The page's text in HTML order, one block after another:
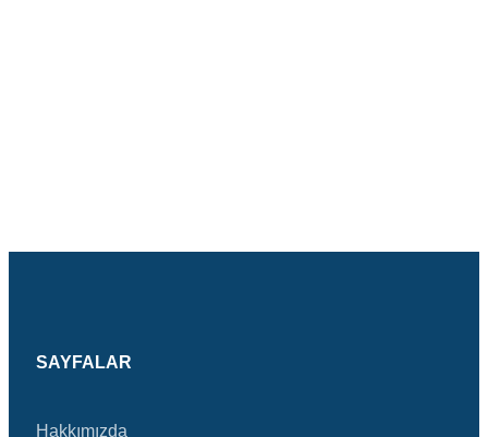
SAYFALAR
Hakkımızda